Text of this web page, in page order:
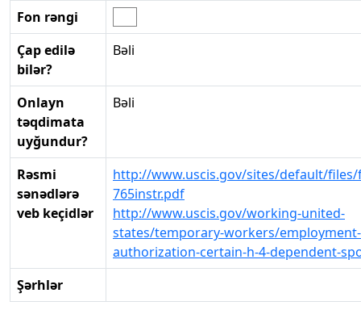
Fon rəngi
Çap edilə
bilər?
Bəli
Onlayn
təqdimata
uyğundur?
Bəli
Rəsmi
sənədlərə
veb keçidlər
http://www.uscis.gov/sites/default/
765instr.pdf
http://www.uscis.gov/working-united-
states/temporary-workers/employment-
authorization-certain-h-4-dependent-
Şərhlər